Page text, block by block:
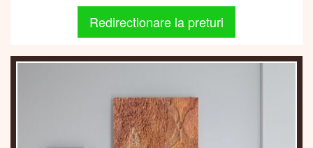
Redirectionare la preturi